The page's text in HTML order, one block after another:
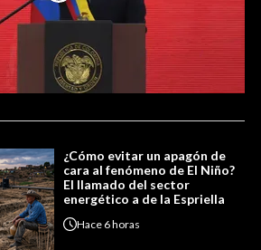
¿Cómo evitar un apagón de
cara al fenómeno de El Niño?
El llamado del sector
energético a de la Espriella
Hace 6 horas